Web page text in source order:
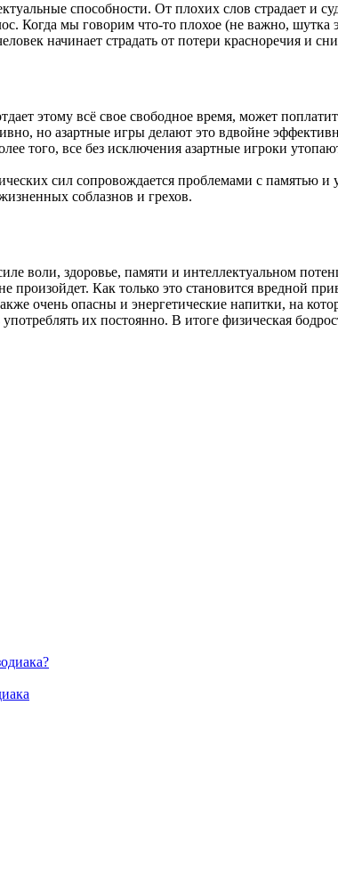
способности. От плохих слов страдает и
Когда мы говорим что-то плохое (не важно, шутка
начинает страдать от потери красноречия и
этому всё свое свободное время, может
но азартные игры делают это вдвойне
того, все без исключения азартные игроки
сил сопровождается проблемами с памятью
соблазнов и грехов.
воли, здоровье, памяти и интеллектуальном
Как только это становится вредной
очень опасны и энергетические напитки, на
их постоянно. В итоге физическая